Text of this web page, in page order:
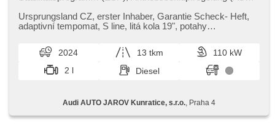
do kopce (HSA), Blind Spot Anzeige, asistent jízdy v
jízdním pruhu, Überwachung der Ermüdung des Fahrers,
Klimaautomatik, Adaptive Geschwindigkeitsregelung,
Tempomat, LED denní svícení, automatické přepínání
dálkových světel, Alufelgen, erfüllt 'EURO VI',
Bordcomputer, hlasové ovládání palubního počítače,
parkovací senzory přední, parkovací senzory zadní,
Fahrkamera, bezklíčové startování, bezklíčové odemykání,
Ursprungsland CZ,​ erster Inhaber,​ Garantie Scheck​- Heft,​
adaptivní tempomat,​ S line,​ litá kola 19",​ potahy
2024 13 tkm
110 kW
2 l
Diesel
Audi AUTO JAROV Kunratice, s.r.o. , Praha 4